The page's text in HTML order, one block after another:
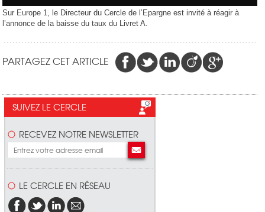
Sur Europe 1, le Directeur du Cercle de l’Epargne est invité à réagir à
l’annonce de la baisse du taux du Livret A.
PARTAGEZ CET ARTICLE
SUIVEZ LE CERCLE
RECEVEZ NOTRE NEWSLETTER
LE CERCLE EN RÉSEAU